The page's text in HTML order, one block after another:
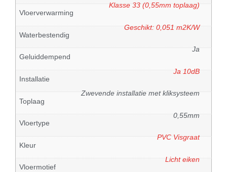
Klasse 33 (0,55mm toplaag)
Vloerverwarming
Geschikt: 0,051 m2K/W
Waterbestendig
Ja
Geluiddempend
Ja 10dB
Installatie
Zwevende installatie met kliksysteem
Toplaag
0,55mm
Vloertype
PVC Visgraat
Kleur
Licht eiken
Vloermotief